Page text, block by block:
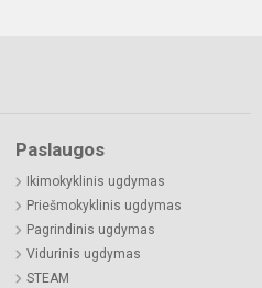
Paslaugos
Ikimokyklinis ugdymas
Priešmokyklinis ugdymas
Pagrindinis ugdymas
Vidurinis ugdymas
STEAM